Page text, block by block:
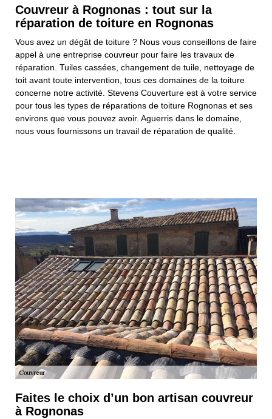
Couvreur à Rognonas : tout sur la
réparation de toiture en Rognonas
Vous avez un dégât de toiture ? Nous vous conseillons de faire
appel à une entreprise couvreur pour faire les travaux de
réparation. Tuiles cassées, changement de tuile, nettoyage de
toit avant toute intervention, tous ces domaines de la toiture
concerne notre activité. Stevens Couverture est à votre service
pour tous les types de réparations de toiture Rognonas et ses
environs que vous pouvez avoir. Aguerris dans le domaine,
nous vous fournissons un travail de réparation de qualité.
Faites le choix d’un bon artisan couvreur
à Rognonas